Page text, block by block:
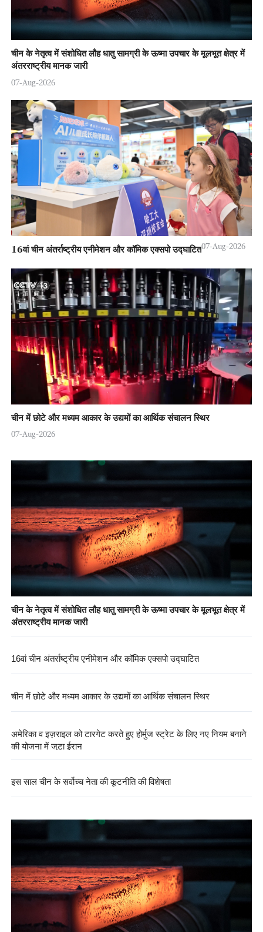
चीन के नेतृत्व में संशोधित लौह धातु सामग्री के ऊष्मा उपचार के मूलभूत क्षेत्र में
अंतरराष्ट्रीय मानक जारी
07-Aug-2026
16वां चीन अंतर्राष्ट्रीय एनीमेशन और कॉमिक एक्सपो उद्घाटित07-Aug-2026
चीन में छोटे और मध्यम आकार के उद्यमों का आर्थिक संचालन स्थिर
07-Aug-2026
चीन के नेतृत्व में संशोधित लौह धातु सामग्री के ऊष्मा उपचार के मूलभूत क्षेत्र में
अंतरराष्ट्रीय मानक जारी
16वां चीन अंतर्राष्ट्रीय एनीमेशन और कॉमिक एक्सपो उद्घाटित
चीन में छोटे और मध्यम आकार के उद्यमों का आर्थिक संचालन स्थिर
अमेरिका व इज़राइल को टारगेट करते हुए होर्मुज स्ट्रेट के लिए नए नियम बनाने
की योजना में जुटा ईरान
इस साल चीन के सर्वोच्च नेता की कूटनीति की विशेषता